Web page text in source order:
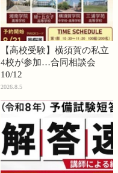
【高校受験】横須賀の私立
4校が参加…合同相談会
10/12
2026.8.5